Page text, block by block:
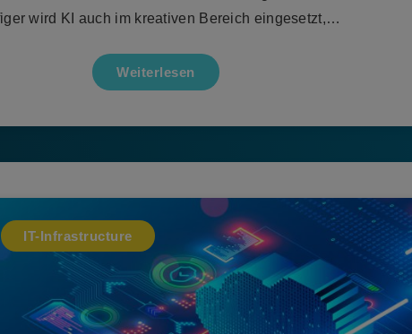
wird KI auch im kreativen Bereich eingesetzt,…
Weiterlesen
IT-Infrastructure